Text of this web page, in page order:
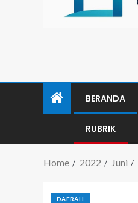
BERANDA
RUBRIK
Home 2022 Juni
DAERAH